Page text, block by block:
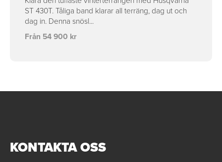
ST 430T. Tåliga band klarar all terräng, dag ut och
dag in. Denna snösl...
Från 54 900 kr
KONTAKTA OSS